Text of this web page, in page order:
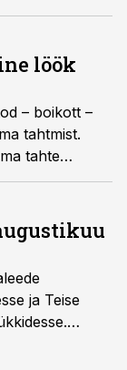
löök
– boikott –
tahtmist.
tahte
on nad riikidest
ja Teise